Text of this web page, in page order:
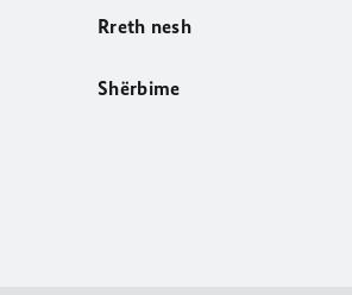
Rreth nesh
Shërbime